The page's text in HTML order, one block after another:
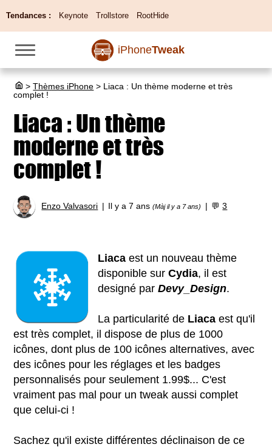
Tendances : Keynote Trollstore RootHide
iPhoneTweak
> Thèmes iPhone > Liaca : Un thème moderne et très
complet !
Liaca : Un thème
moderne et très
complet !
Enzo Valvasori Il y a 7 ans(Màj il y a 7 ans) 💬3
Liaca est un nouveau thème
disponible surCydia, il est
designé parDevy_Design.
La particularité de Liaca est qu'il
est très complet, il dispose de plus de 1000
icônes, dont plus de 100 icônes alternatives, avec
des icônes pour les réglages et les badges
personnalisés pour seulement 1.99$... C'est
vraiment pas mal pour un tweak aussi complet
que celui-ci !
Sachez qu'il existe différentes déclinaison de ce